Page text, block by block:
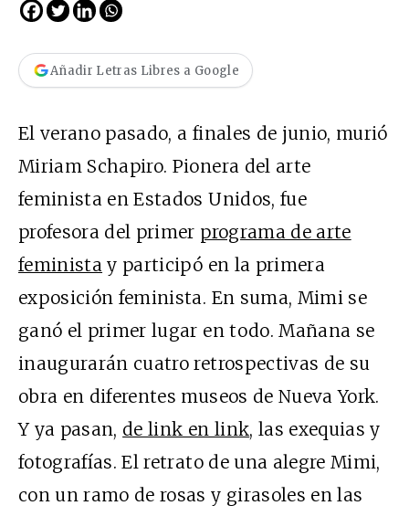
Añadir Letras Libres a Google
El verano pasado, a finales de junio, murió
Miriam Schapiro. Pionera del arte
feminista en Estados Unidos, fue
profesora del primer programa de arte
feminista y participó en la primera
exposición feminista. En suma, Mimi se
ganó el primer lugar en todo. Mañana se
inaugurarán cuatro retrospectivas de su
obra en diferentes museos de Nueva York.
Y ya pasan, de link en link, las exequias y
fotografías. El retrato de una alegre Mimi,
con un ramo de rosas y girasoles en las